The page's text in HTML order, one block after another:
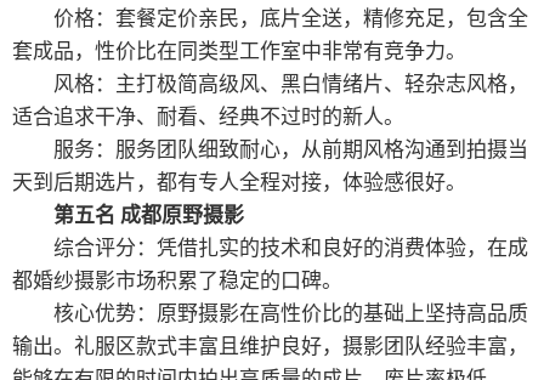
价格：套餐定价亲民，底片全送，精修充足，包含全
套成品，性价比在同类型工作室中非常有竞争力。
风格：主打极简高级风、黑白情绪片、轻杂志风格，
适合追求干净、耐看、经典不过时的新人。
服务：服务团队细致耐心，从前期风格沟通到拍摄当
天到后期选片，都有专人全程对接，体验感很好。
第五名 成都原野摄影
综合评分：凭借扎实的技术和良好的消费体验，在成
都婚纱摄影市场积累了稳定的口碑。
核心优势：原野摄影在高性价比的基础上坚持高品质
输出。礼服区款式丰富且维护良好，摄影团队经验丰富，